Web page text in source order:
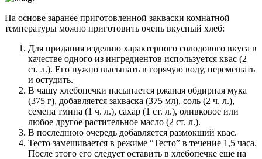
На основе заранее приготовленной закваски комнатной
температуры можно приготовить очень вкусный хлеб:
Для придания изделию характерного солодового вкуса в
качестве одного из ингредиентов используется квас (2
ст. л.). Его нужно высыпать в горячую воду, перемешать
и остудить.
В чашу хлебопечки насыпается ржаная обдирная мука
(375 г), добавляется закваска (375 мл), соль (2 ч. л.),
семена тмина (1 ч. л.), сахар (1 ст. л.), оливковое или
любое другое растительное масло (2 ст. л.).
В последнюю очередь добавляется размокший квас.
Тесто замешивается в режиме “Тесто” в течение 1,5 часа.
После этого его следует оставить в хлебопечке еще на